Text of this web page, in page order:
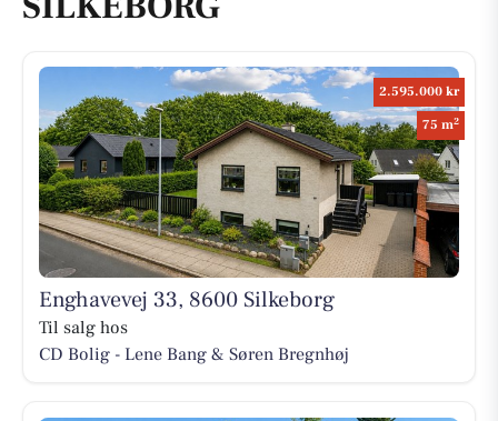
2.595.000 kr
75 m2
Enghavevej 33, 8600 Silkeborg
Til salg hos
CD Bolig - Lene Bang & Søren Bregnhøj